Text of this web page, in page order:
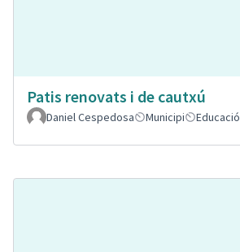
Patis renovats i de cautxú
Daniel Cespedosa
Municipi Educació